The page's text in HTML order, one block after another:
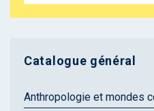
Catalogue général
Anthropologie et mondes